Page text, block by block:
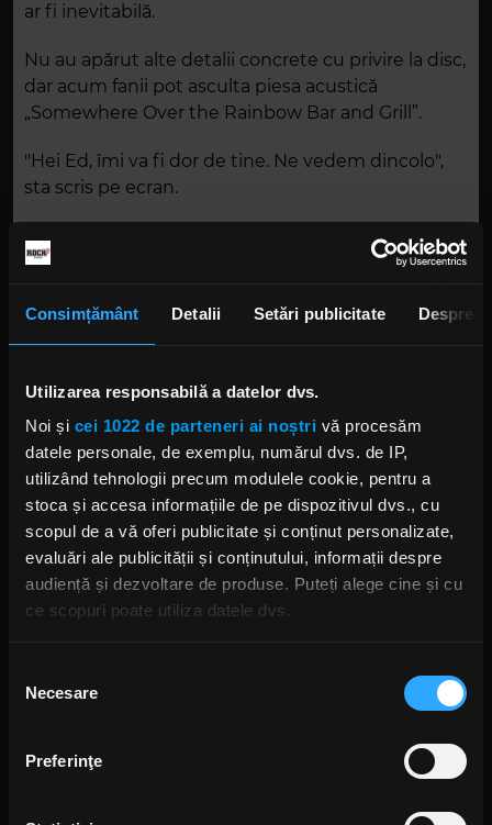
Consimțământ Detalii Setări publicitate Despre
Utilizarea responsabilă a datelor dvs.
Noi și cei 1022 de parteneri ai noștri vă procesăm
datele personale, de exemplu, numărul dvs. de IP,
utilizând tehnologii precum modulele cookie, pentru a
stoca și accesa informațiile de pe dispozitivul dvs., cu
scopul de a vă oferi publicitate și conținut personalizate,
evaluări ale publicității și conținutului, informații despre
audiență și dezvoltare de produse. Puteți alege cine și cu
ce scopuri poate utiliza datele dvs.
Să colectăm informațiile cu privire la locația dvs.
Să vă identificăm dispozitivul scanândul-l în mod
activ după caracteristici specifice (amprentare)
consimțământului
Necesare
Preferinţe
ar fi inevitabilă.
Nu au apărut alte detalii concrete cu privire la disc,
dar acum fanii pot asculta piesa acustică
„Somewhere Over the Rainbow Bar and Grill”.
"Hei Ed, îmi va fi dor de tine. Ne vedem dincolo",
sta scris pe ecran.
„Somewhere Over the Rainbow Bar and Grill” este
o piesă acustică, care servește și ca omagiu
vedetelor din rock, Rainbow Bar and Grill.
DAVID LEE ROTH EDDIE VAN HALEN
Rock News